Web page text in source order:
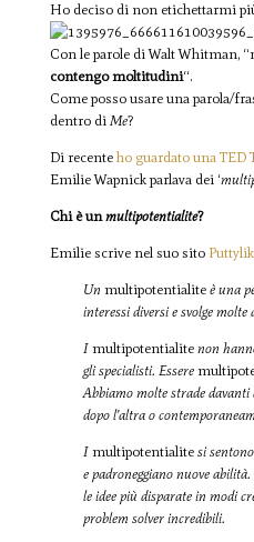
Ho deciso di non etichettarmi
Con le parole di Walt Whitman,
contengo moltitudini“.
Come posso usare una parola/
dentro di Me?
Di recente ho guardato una TED
Emilie Wapnick parlava dei ‘
Chi è unmultipotentialite?
Emilie scrive nel suo sito
Un multipotentialiteè una
interessi diversi e svolge
I multipotentialitenon
gli specialisti. Essere
Abbiamo molte strade
dopo l’altra o
I multipotentialitesi
e padroneggiano nuove
le idee più disparate in modi
problem solver incredibili.